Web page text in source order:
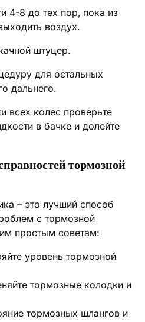
4-8 до тех пор‚ пока из
воздух.
штуцер.
для остальных
дальнего.
всех колес проверьте
в бачке и долейте
тормозной
– это лучший способ
с тормозной
простым советам:
уровень тормозной
тормозные колодки и
тормозных шлангов и